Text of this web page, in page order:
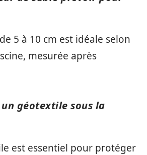
5 à 10 cm est idéale selon
mesurée après
géotextile sous la
est essentiel pour protéger